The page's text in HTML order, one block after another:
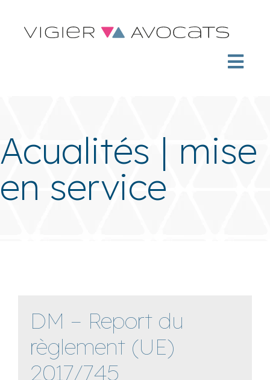
Acualités | mise
en service
DM – Report du
règlement (UE)
2017/745